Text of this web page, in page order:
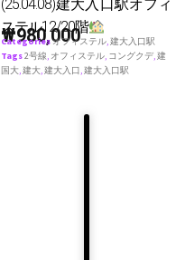
(25.04.08)建大入口駅オフィ
ステル12/20階
₩980,000
Categoriesオフィステル,建大入口駅
Tags2号線, オフィステル, コングクデ,建
国大,建大,建大入口,建大入口駅